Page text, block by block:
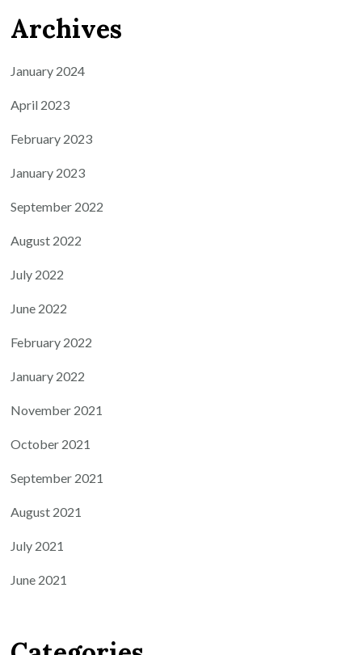
Archives
January 2024
April 2023
February 2023
January 2023
September 2022
August 2022
July 2022
June 2022
February 2022
January 2022
November 2021
October 2021
September 2021
August 2021
July 2021
June 2021